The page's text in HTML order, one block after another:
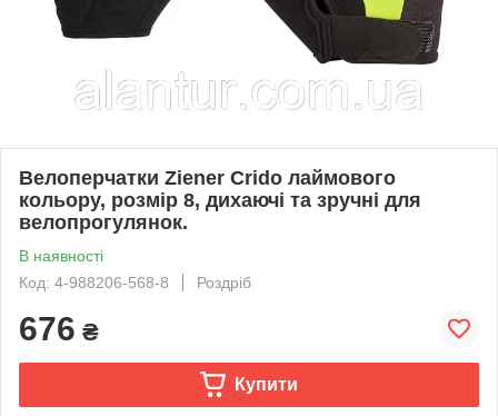
Велоперчатки Ziener Crido лаймового
кольору, розмір 8, дихаючі та зручні для
велопрогулянок.
В наявності
Код: 4-988206-568-8
Роздріб
676 ₴
Купити